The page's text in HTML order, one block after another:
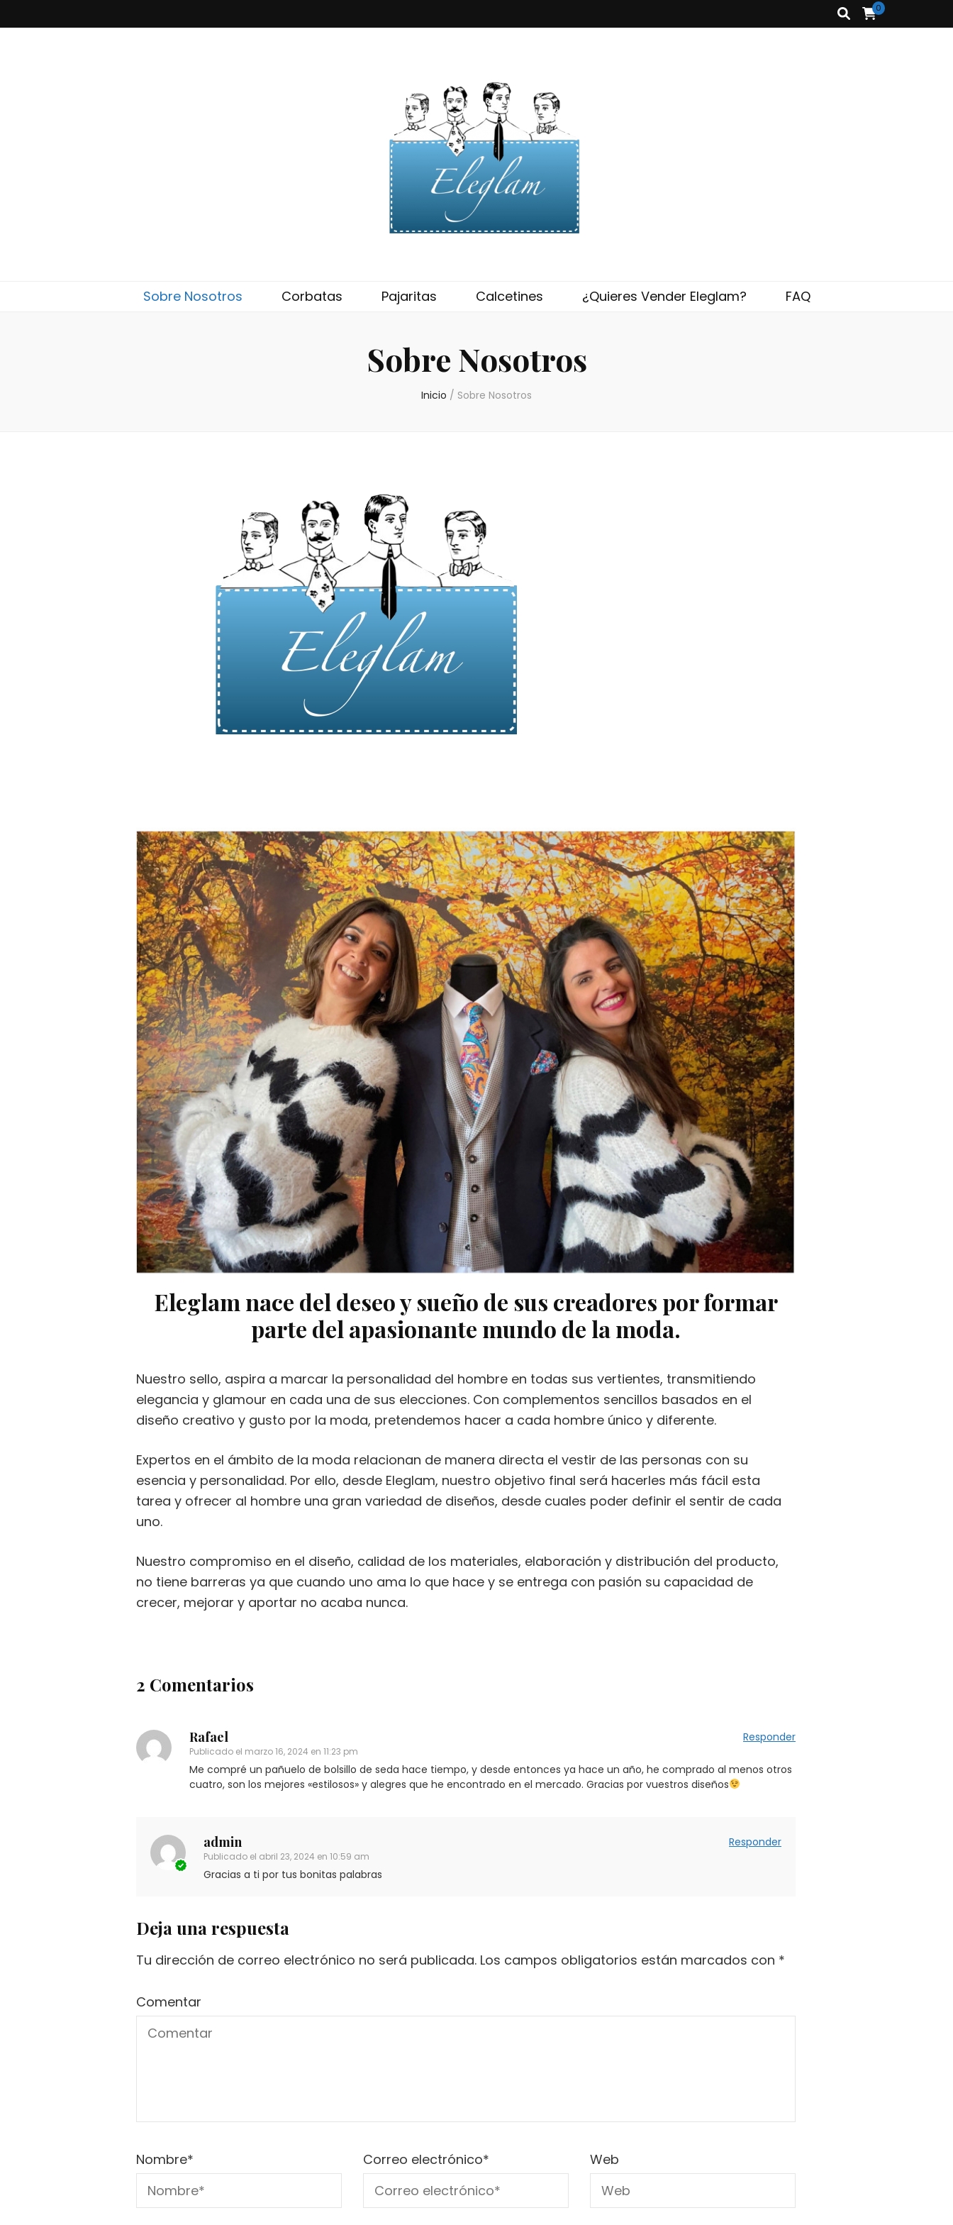
0
Sobre Nosotros Corbatas Pajaritas Calcetines ¿Quieres Vender Eleglam? FAQ
Sobre Nosotros
Inicio / Sobre Nosotros
Eleglam nace del deseo y sueño de sus creadores por formar
parte del apasionante mundo de la moda.
Nuestro sello, aspira a marcar la personalidad del hombre en todas sus vertientes, transmitiendo
elegancia y glamour en cada una de sus elecciones. Con complementos sencillos basados en el
diseño creativo y gusto por la moda, pretendemos hacer a cada hombre único y diferente.
Expertos en el ámbito de la moda relacionan de manera directa el vestir de las personas con su
esencia y personalidad. Por ello, desde Eleglam, nuestro objetivo final será hacerles más fácil esta
tarea y ofrecer al hombre una gran variedad de diseños, desde cuales poder definir el sentir de cada
uno.
Nuestro compromiso en el diseño, calidad de los materiales, elaboración y distribución del producto,
no tiene barreras ya que cuando uno ama lo que hace y se entrega con pasión su capacidad de
crecer, mejorar y aportar no acaba nunca.
2 Comentarios
Rafael
Publicado el marzo 16, 2024 en 11:23 pm
Responder
Me compré un pañuelo de bolsillo de seda hace tiempo, y desde entonces ya hace un año, he comprado al menos otros
cuatro, son los mejores «estilosos» y alegres que he encontrado en el mercado. Gracias por vuestros diseños
admin
Publicado el abril 23, 2024 en 10:59 am
Responder
Gracias a ti por tus bonitas palabras
Deja una respuesta
Tu dirección de correo electrónico no será publicada. Los campos obligatorios están marcados con *
Comentar
Nombre* Correo electrónico* Web